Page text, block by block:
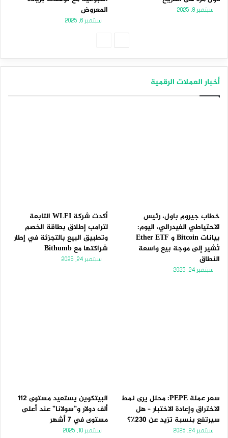
سبتمبر 8, 2025
المعروض
سبتمبر 6, 2025
أخبار العملات الرقمية
خطاب جيروم باول، رئيس
الاحتياطي الفيدرالي، اليوم:
بيانات Bitcoin و Ether ETF
تُشير إلى موجة بيع واسعة
النطاق
سبتمبر 24, 2025
أكدت شركة WLFI التابعة
لترامب إطلاق بطاقة الخصم
وتطبيق البيع بالتجزئة في إطار
شراكتها مع Bithumb
سبتمبر 24, 2025
سعر عملة PEPE: محلل يرى نمط
الاختراق وإعادة الاختبار – هل
سيرتفع بنسبة تزيد عن 230٪؟
سبتمبر 24, 2025
البيتكوين يستعيد مستوى 112
ألف دولار و”سولانا” عند أعلى
مستوى في 7 أشهر
سبتمبر 10, 2025